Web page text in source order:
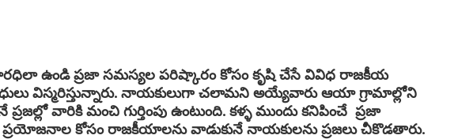
ఉండి ప్రజా సమస్యల పరిష్కారం కోసం కృషి చేసే వివిధ రాజకీయ
విస్మరిస్తున్నారు. నాయకులుగా చలామని అయ్యేవారు ఆయా గ్రామాల్లోని
వారికి మంచి గుర్తింపు ఉంటుంది. కళ్ళ ముందు కనిపించే ప్రజా
ప్రయోజనాల కోసం రాజకీయాలను వాడుకునే నాయకులను ప్రజలు చీకొడతారు.